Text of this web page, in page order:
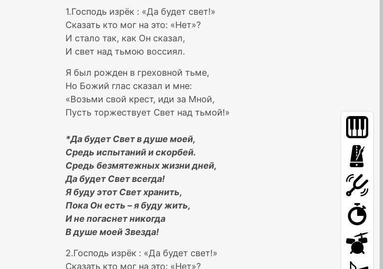
1.Господь изрёк : «Да будет свет!»
Сказать кто мог на это: «Нет»?
И стало так, как Он сказал,
И свет над тьмою воссиял.
Я был рожден в греховной тьме,
Но Божий глас сказал и мне:
«Возьми свой крест, иди за Мной,
Пусть торжествует Свет над тьмой!»
*Да будет Свет в душе моей,
Средь испытаний и скорбей.
Средь безмятежных жизни дней,
Да будет Свет всегда!
Я буду этот Свет хранить,
Пока Он есть – я буду жить,
И не погаснет никогда
В душе моей Звезда!
2.Господь изрёк : «Да будет свет!»
Сказать кто мог на это: «Нет»?